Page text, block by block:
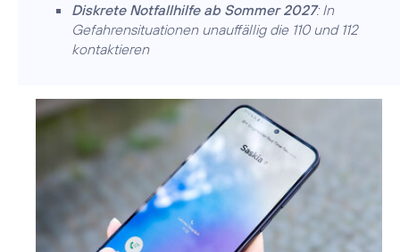
Diskrete Notfallhilfe ab Sommer 2027: In
Gefahrensituationen unauffällig die 110 und 112
kontaktieren